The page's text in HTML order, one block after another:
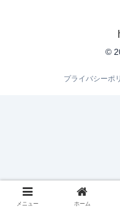
©
プライバシーポ
メニュー ホーム